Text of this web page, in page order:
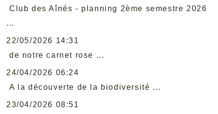
Club des Aînés - planning 2ème semestre 2026
...
22/05/2026 14:31
de notre carnet rose ...
24/04/2026 06:24
A la découverte de la biodiversité ...
23/04/2026 08:51